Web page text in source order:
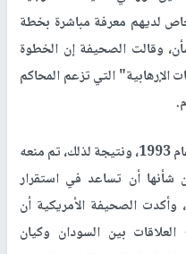
لديهم معرفة مباشرة بخطة
وقالت الصحيفة إن الخطوة
التي تزعم المحاكم
وكان السودان على قائمة الإرهاب منذ عام 1993، ونتيجة لذلك، تم منعه
شأنها أن تساعد في استقرار
وأكدت الصحيفة الأمريكية أن
بين السودان وكيان